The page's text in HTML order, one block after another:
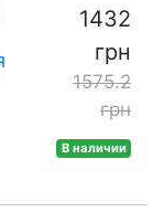
1432
грн
1575.2
грн
В наличии